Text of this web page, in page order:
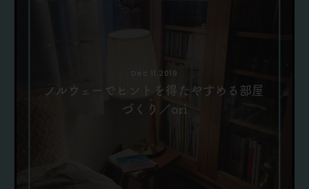
Dec 11.2019
ノルウェーでヒントを得たやすめる部屋
づくり／ori